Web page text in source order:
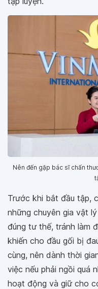
Nên đến gặp bác sĩ chấn
Trước khi bắt đầu tập,
những chuyên gia vật
đúng tư thế, tránh làm
khiến cho đầu gối bị
cùng, nên dành thời
việc nếu phải ngồi quá
hoạt động và giữ cho